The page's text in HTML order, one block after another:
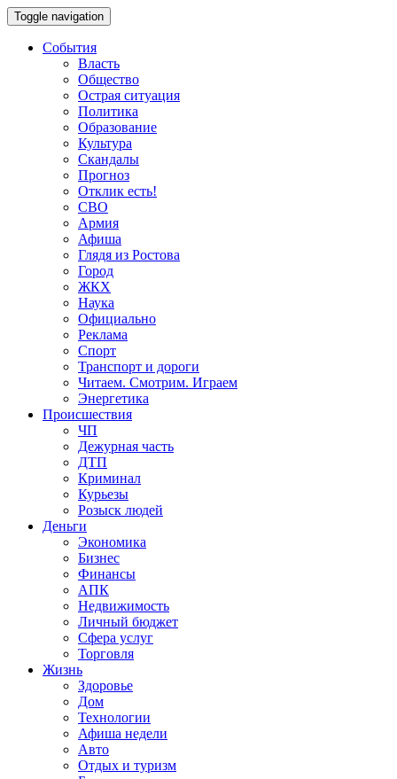
Toggle navigation
События
Власть
Общество
Острая ситуация
Политика
Образование
Культура
Скандалы
Прогноз
Отклик есть!
СВО
Армия
Афиша
Глядя из Ростова
Город
ЖКХ
Наука
Официально
Реклама
Спорт
Транспорт и дороги
Читаем. Смотрим. Играем
Энергетика
Происшествия
ЧП
Дежурная часть
ДТП
Криминал
Курьезы
Розыск людей
Деньги
Экономика
Бизнес
Финансы
АПК
Недвижимость
Личный бюджет
Сфера услуг
Торговля
Жизнь
Здоровье
Дом
Технологии
Афиша недели
Авто
Отдых и туризм